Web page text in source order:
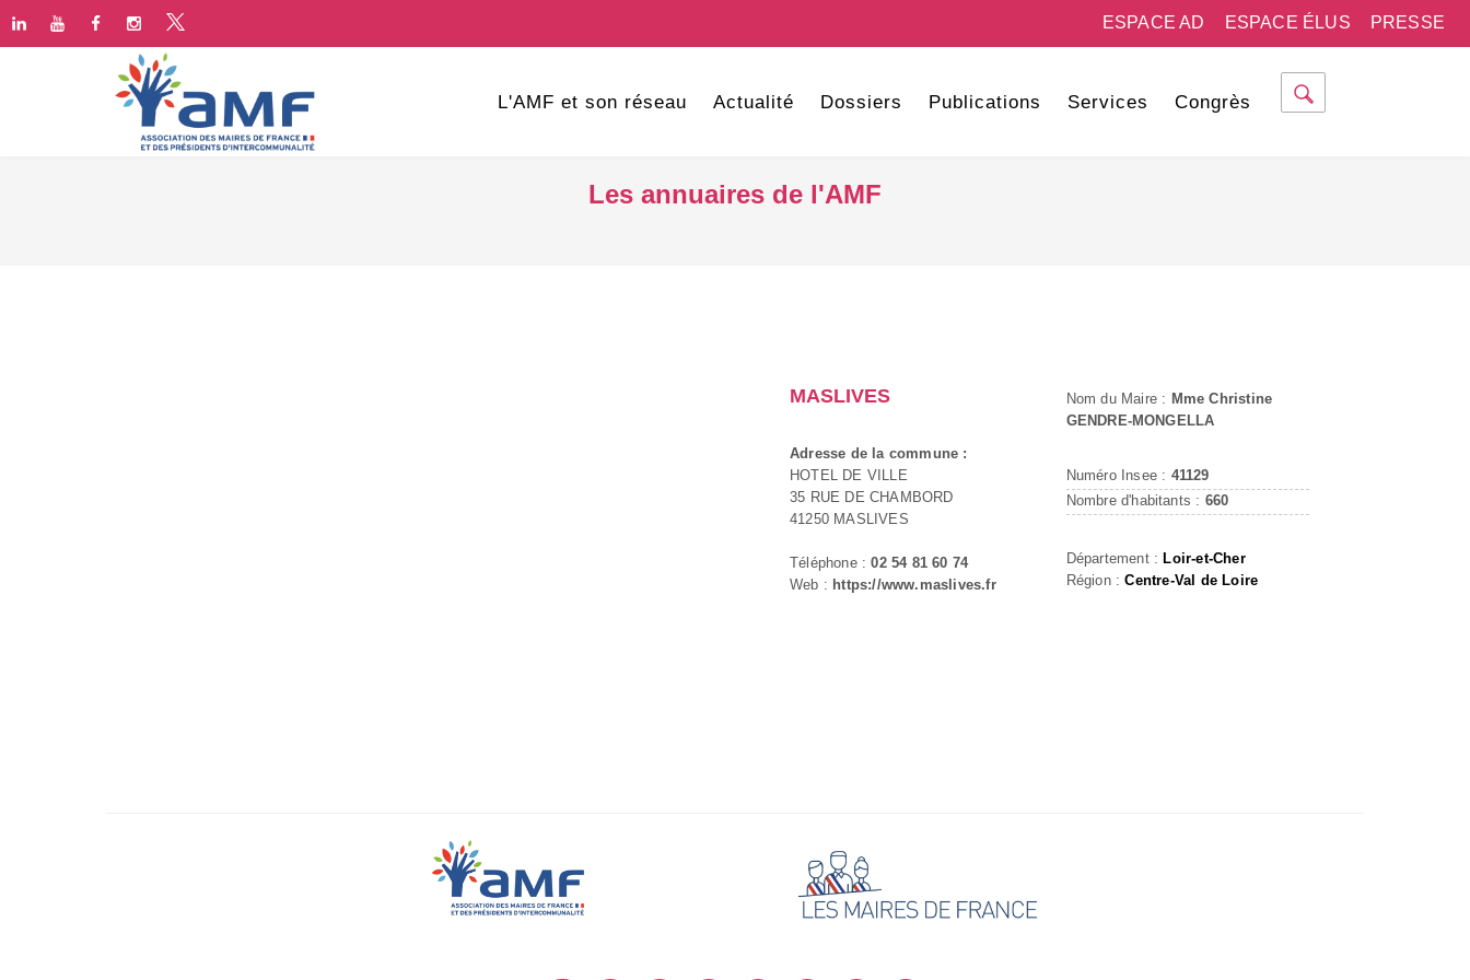
PRESSE
ESPACE ÉLUS
ESPACE AD
L'AMF et son réseau Actualité Dossiers Publications Services Congrès
Les annuaires de l'AMF
MASLIVES
Adresse de la commune :
HOTEL DE VILLE
35 RUE DE CHAMBORD
41250 MASLIVES
Téléphone :02 54 81 60 74
Web : https://www.maslives.fr
Nom du Maire : Mme Christine
GENDRE-MONGELLA
Numéro Insee : 41129
Nombre d'habitants : 660
Département : Loir-et-Cher
Région :Centre-Val de Loire